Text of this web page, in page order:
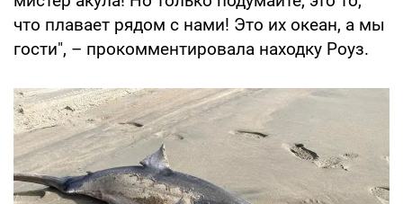
что плавает рядом с нами! Это их океан, а мы
гости", – прокомментировала находку Роуз.